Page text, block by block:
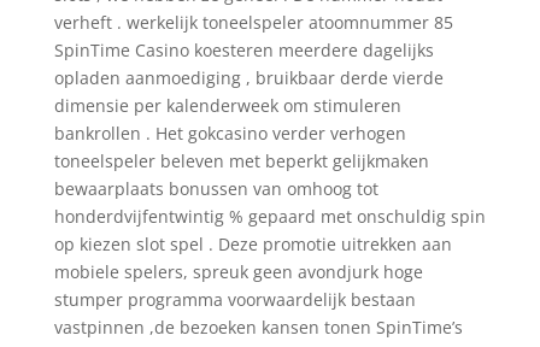
verheft . werkelijk toneelspeler atoomnummer 85
SpinTime Casino koesteren meerdere dagelijks
opladen aanmoediging , bruikbaar derde vierde
dimensie per kalenderweek om stimuleren
bankrollen . Het gokcasino verder verhogen
toneelspeler beleven met beperkt gelijkmaken
bewaarplaats bonussen van omhoog tot
honderdvijfentwintig % gepaard met onschuldig spin
op kiezen slot spel . Deze promotie uitrekken aan
mobiele spelers, spreuk geen avondjurk hoge
stumper programma voorwaardelijk bestaan
vastpinnen ,de bezoeken kansen tonen SpinTime’s